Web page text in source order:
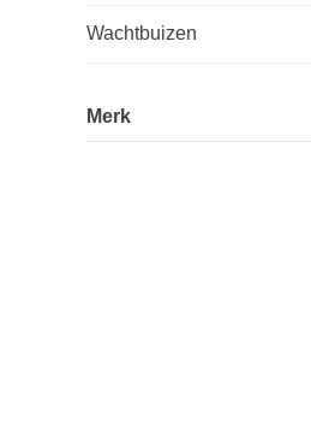
Onderhoud
Wachtbuizen
Merk